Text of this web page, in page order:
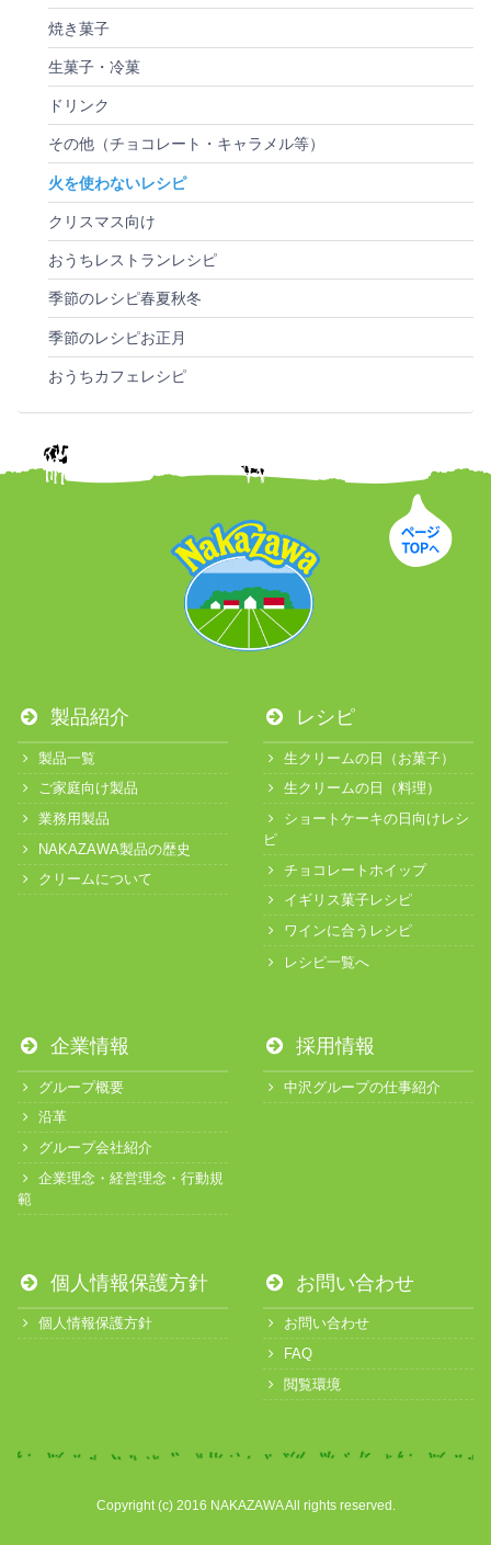
焼き菓子
生菓子・冷菓
ドリンク
その他（チョコレート・キャラメル等）
火を使わないレシピ
クリスマス向け
おうちレストランレシピ
季節のレシピ春夏秋冬
季節のレシピお正月
おうちカフェレシピ
製品紹介
製品一覧
ご家庭向け製品
業務用製品
NAKAZAWA製品の歴史
クリームについて
レシピ
生クリームの日（お菓子）
生クリームの日（料理）
ショートケーキの日向けレシ
ピ
チョコレートホイップ
イギリス菓子レシピ
ワインに合うレシピ
レシピ一覧へ
企業情報
グループ概要
沿革
グループ会社紹介
企業理念・経営理念・行動規
範
採用情報
中沢グループの仕事紹介
個人情報保護方針
個人情報保護方針
お問い合わせ
お問い合わせ
FAQ
閲覧環境
Copyright (c) 2016 NAKAZAWA All rights reserved.